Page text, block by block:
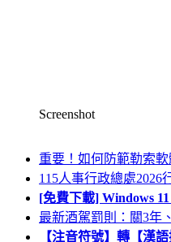
Screenshot
重要！如何防範勒索
115人事行政總處2026
[免費下載] Windows
最新酒駕罰則：關3年
【注音符號】轉【漢